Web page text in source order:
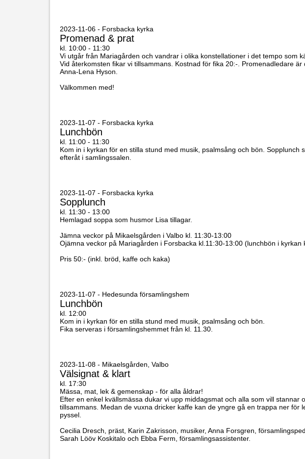
2023-11-06 - Forsbacka kyrka
Promenad & prat
kl. 10:00 - 11:30
Vi utgår från Mariagården och vandrar i olika konstellationer i det tempo som
Vid återkomsten fikar vi tillsammans. Kostnad för fika 20:-. Promenadledare är
Anna-Lena Hyson.
Välkommen med!
2023-11-07 - Forsbacka kyrka
Lunchbön
kl. 11:00 - 11:30
Kom in i kyrkan för en stilla stund med musik, psalmsång och bön. Sopplunch
efteråt i samlingssalen.
2023-11-07 - Forsbacka kyrka
Sopplunch
kl. 11:30 - 13:00
Hemlagad soppa som husmor Lisa tillagar.
Jämna veckor på Mikaelsgården i Valbo kl. 11:30-13:00
Ojämna veckor på Mariagården i Forsbacka kl.11:30-13:00 (lunchbön i kyrkan
Pris 50:- (inkl. bröd, kaffe och kaka)
2023-11-07 - Hedesunda församlingshem
Lunchbön
kl. 12:00
Kom in i kyrkan för en stilla stund med musik, psalmsång och bön.
Fika serveras i församlingshemmet från kl. 11.30.
2023-11-08 - Mikaelsgården, Valbo
Välsignat & klart
kl. 17:30
Mässa, mat, lek & gemenskap - för alla åldrar!
Efter en enkel kvällsmässa dukar vi upp middagsmat och alla som vill stannar
tillsammans. Medan de vuxna dricker kaffe kan de yngre gå en trappa ner för
pyssel.
Cecilia Dresch, präst, Karin Zakrisson, musiker, Anna Forsgren,
Sarah Lööv Koskitalo och Ebba Ferm, församlingsassistenter.